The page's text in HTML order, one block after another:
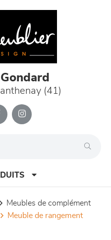
(41)
meubles de complément
meuble de rangement